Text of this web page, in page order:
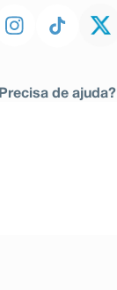
Precisa de ajuda?